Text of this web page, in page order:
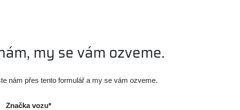
my se vám ozveme.
nám přes tento formulář a my se vám ozveme.
Značka vozu*